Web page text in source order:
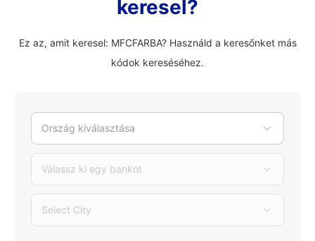
keresel?
Ez az, amit keresel: MFCFARBA? Használd a keresőnket más
kódok kereséséhez.
Ország kiválasztása
Válassz ki egy bankot
Select City